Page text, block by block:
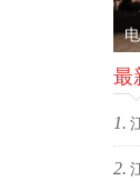
映
最
1.
爆
2.